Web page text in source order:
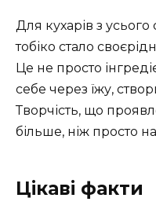
Для кухарів з усього
тобіко стало
Це не просто
себе через їжу,
Творчість, що
більше, ніж просто
Цікаві факти